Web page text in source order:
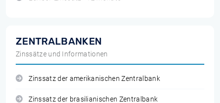
ZENTRALBANKEN
Zinssätze und Informationen
Zinssatz der amerikanischen Zentralbank
Zinssatz der brasilianischen Zentralbank